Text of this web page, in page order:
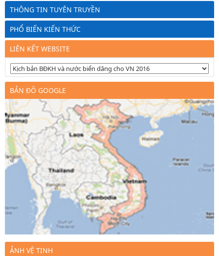
THÔNG TIN TUYÊN TRUYỀN
PHỔ BIẾN KIẾN THỨC
LIÊN KẾT WEBSITE
BẢN ĐỒ GOOGLE
ẢNH VỆ TINH